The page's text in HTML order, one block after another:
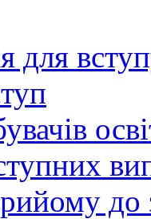
для
до